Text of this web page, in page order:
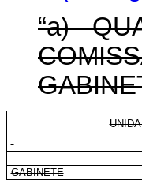
“a)
GABINETE